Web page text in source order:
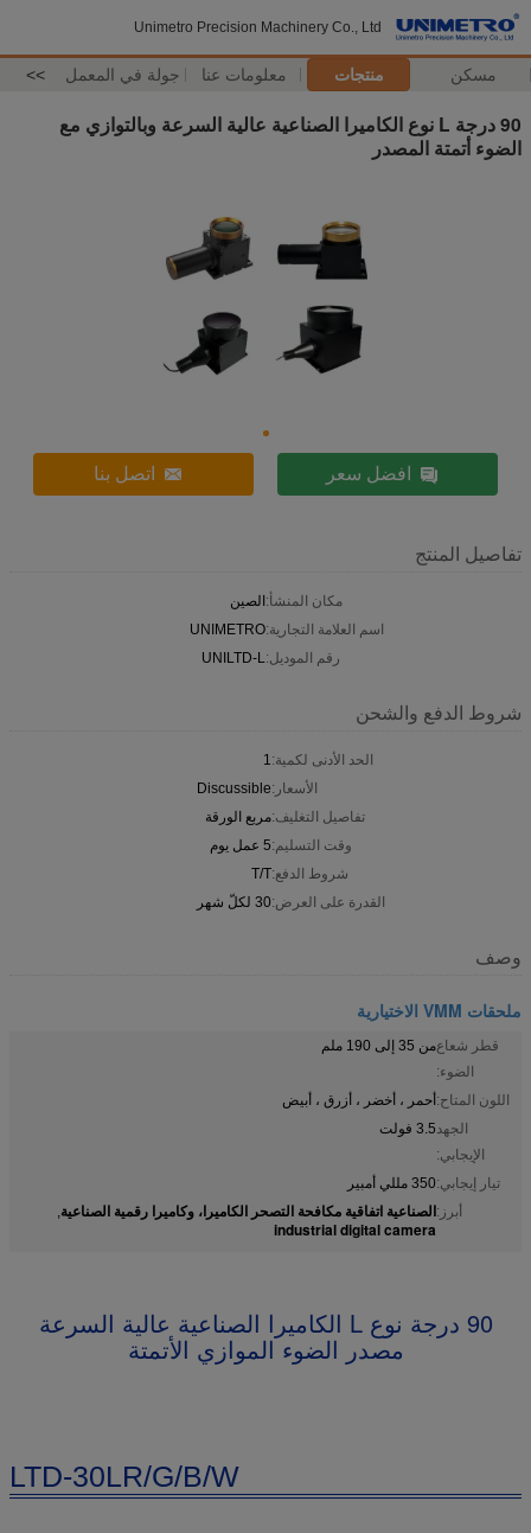
Unimetro Precision Machinery Co., Ltd
مسكن منتجات معلومات عنا جولة في المعمل >>
90 درجة L نوع الكاميرا الصناعية عالية السرعة وبالتوازي مع
الضوء أتمتة المصدر
افضل سعر اتصل بنا
تفاصيل المنتج
مكان المنشأ:الصين
اسم العلامة التجارية:UNIMETRO
رقم الموديل:UNILTD-L
شروط الدفع والشحن
الحد الأدنى لكمية:1
الأسعار:Discussible
تفاصيل التغليف:مربع الورقة
وقت التسليم:5 عمل يوم
شروط الدفع:T/T
القدرة على العرض:30 لكلّ شهر
وصف
ملحقات VMM الاختيارية
قطر شعاع
الضوء:
من 35 إلى 190 ملم
اللون المتاح:أحمر ، أخضر ، أزرق ، أبيض
الجهد
الإيجابي:
3.5 فولت
تيار إيجابي:350 مللي أمبير
أبرز:الصناعية اتفاقية مكافحة التصحر الكاميرا، وكاميرا رقمية الصناعية,
industrial digital camera
90 درجة نوع L الكاميرا الصناعية عالية السرعة
مصدر الضوء الموازي الأتمتة
LTD-30LR/G/B/W